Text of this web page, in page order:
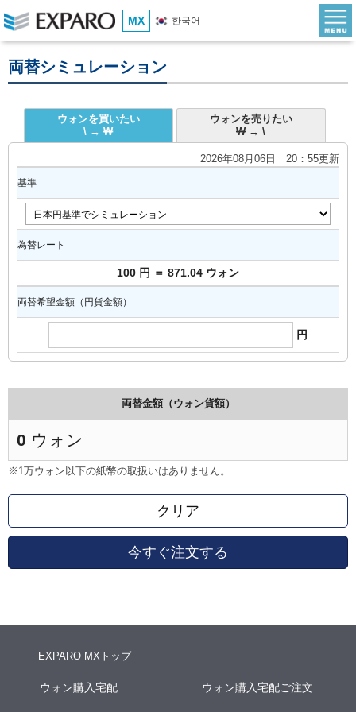
MX 한국어
両替シミュレーション
ウォンを買いたい
\ → ₩
ウォンを売りたい
₩ → \
2026年08月06日 20：55更新
基準
為替レート
100 円 ＝ 871.04 ウォン
両替希望金額（円貨金額）
円
両替金額（ウォン貨額）
0 ウォン
※1万ウォン以下の紙幣の取扱いはありません。
クリア
今すぐ注文する
EXPARO MXトップ
ウォン購入宅配 ウォン購入宅配ご注文